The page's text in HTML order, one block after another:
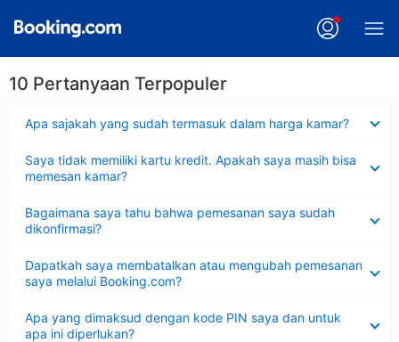
10 Pertanyaan Terpopuler
Apa sajakah yang sudah termasuk dalam harga kamar?
Saya tidak memiliki kartu kredit. Apakah saya masih bisa
memesan kamar?
Bagaimana saya tahu bahwa pemesanan saya sudah
dikonfirmasi?
Dapatkah saya membatalkan atau mengubah pemesanan
saya melalui Booking.com?
Apa yang dimaksud dengan kode PIN saya dan untuk
apa ini diperlukan?